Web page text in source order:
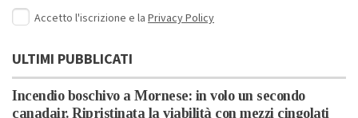
Accetto l'iscrizione e la Privacy Policy
ULTIMI PUBBLICATI
Incendio boschivo a Mornese: in volo un secondo
canadair. Ripristinata la viabilità con mezzi cingolati